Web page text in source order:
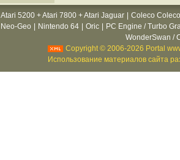
Atari 5200 + Atari 7800 + Atari Jaguar
Coleco
Neo-Geo Nintendo 64 Oric
PC Engine / Turbo
WonderSwan /
Copyright © 2006-2026 Portal
Использование материалов сайта